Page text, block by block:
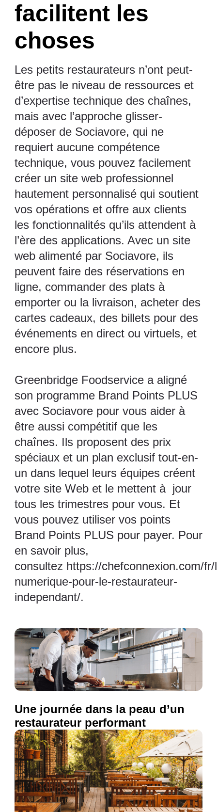
facilitent les
choses
Les petits restaurateurs n’ont peut-
être pas le niveau de ressources et
d’expertise technique des chaînes,
mais avec l’approche glisser-
déposer de Sociavore, qui ne
requiert aucune compétence
technique, vous pouvez facilement
créer un site web professionnel
hautement personnalisé qui soutient
vos opérations et offre aux clients
les fonctionnalités qu’ils attendent à
l’ère des applications. Avec un site
web alimenté par Sociavore, ils
peuvent faire des réservations en
ligne, commander des plats à
emporter ou la livraison, acheter des
cartes cadeaux, des billets pour des
événements en direct ou virtuels, et
encore plus.
Greenbridge Foodservice a aligné
son programme Brand Points PLUS
avec Sociavore pour vous aider à
être aussi compétitif que les
chaînes. Ils proposent des prix
spéciaux et un plan exclusif tout-en-
un dans lequel leurs équipes créent
votre site Web et le mettent à jour
tous les trimestres pour vous. Et
vous pouvez utiliser vos points
Brand Points PLUS pour payer. Pour
en savoir plus,
consultez https://chefconnexion.com/
numerique-pour-le-restaurateur-
independant/.
Une journée dans la peau d’un
restaurateur performant